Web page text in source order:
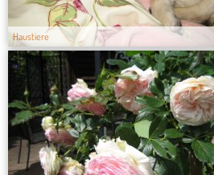
Haustiere